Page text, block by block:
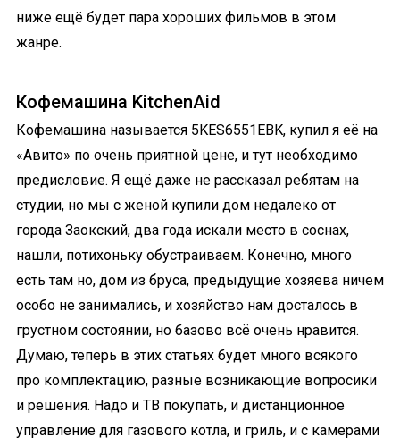
ниже ещё будет пара хороших фильмов в этом
жанре.
Кофемашина KitchenAid
Кофемашина называется 5KES6551EBK, купил я её на
«Авито» по очень приятной цене, и тут необходимо
предисловие. Я ещё даже не рассказал ребятам на
студии, но мы с женой купили дом недалеко от
города Заокский, два года искали место в соснах,
нашли, потихоньку обустраиваем. Конечно, много
есть там но, дом из бруса, предыдущие хозяева ничем
особо не занимались, и хозяйство нам досталось в
грустном состоянии, но базово всё очень нравится.
Думаю, теперь в этих статьях будет много всякого
про комплектацию, разные возникающие вопросики
и решения. Надо и ТВ покупать, и дистанционное
управление для газового котла, и гриль, и с камерами